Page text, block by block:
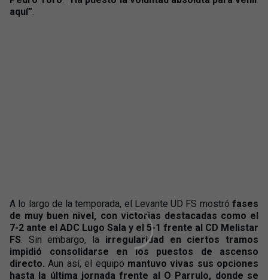
aquí”.
A lo largo de la temporada, el Levante UD FS mostró fases
de muy buen nivel, con victorias destacadas como el
7-2 ante el ADC Lugo Sala y el 5-1 frente al CD Melistar
FS . Sin embargo, la irregularidad en ciertos tramos
impidió consolidarse en los puestos de ascenso
directo. Aun así, el equipo mantuvo vivas sus opciones
hasta la última jornada frente al O Parrulo, donde se